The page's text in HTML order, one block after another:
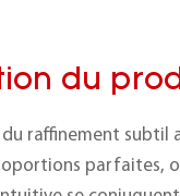
du
raffinement subtil
parfaites,